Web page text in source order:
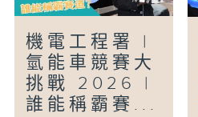
機電工程署 |
氫能車競賽大
挑戰 2026 |
誰能稱霸賽...